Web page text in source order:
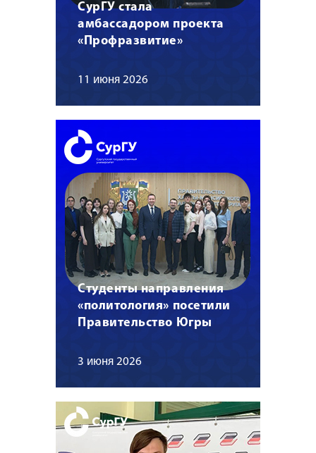
СурГУ стала
амбассадором проекта
«Профразвитие»
11 июня 2026
Студенты направления
«политология» посетили
Правительство Югры
3 июня 2026